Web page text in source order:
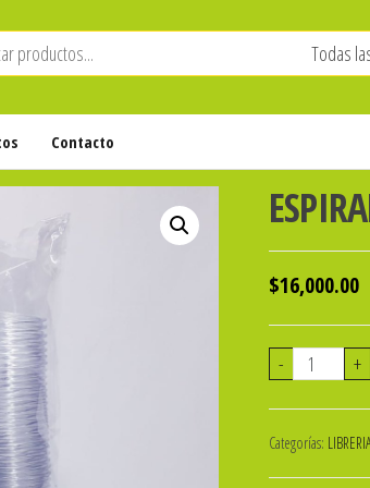
Contacto
$16,000.00
-
ESPIRAL
29mm
+
Categorías: